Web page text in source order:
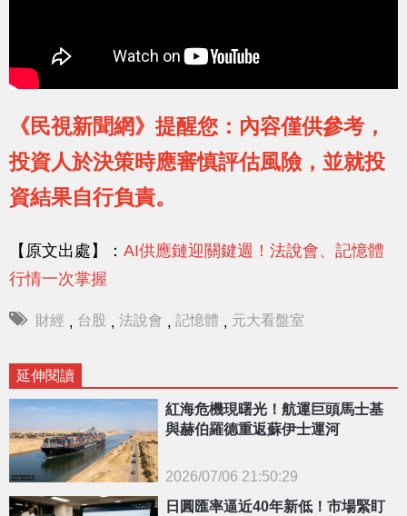
《民視新聞網》提醒您：內容僅供參考，
投資人於決策時應審慎評估風險，並就投
資結果自行負責。
【原文出處】： AI供應鏈迎關鍵週！法說會、記憶體
行情一次掌握
財經 , 台股 , 法說會 , 記憶體 , 元大看盤室
延伸閱讀
紅海危機現曙光！航運巨頭馬士基
與赫伯羅德重返蘇伊士運河
2026/07/06 21:50:29
日圓匯率逼近40年新低！市場緊盯